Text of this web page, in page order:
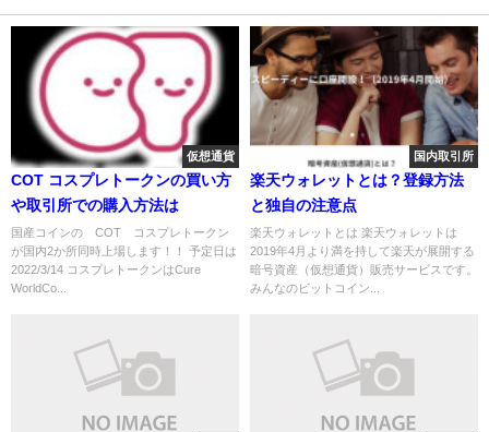
仮想通貨
COT コスプレトークンの買い方
や取引所での購入方法は
国産コインの COT コスプレトークン
が国内2か所同時上場します！！ 予定日は
2022/3/14 コスプレトークンはCure
WorldCo...
国内取引所
楽天ウォレットとは？登録方法
と独自の注意点
楽天ウォレットとは 楽天ウォレットは
2019年4月より満を持して楽天が展開する
暗号資産（仮想通貨）販売サービスです。
みんなのビットコイン...